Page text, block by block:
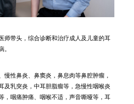
师带头，综合诊断和治疗成人及儿童的耳
。
慢性鼻炎、鼻窦炎，鼻息肉等鼻腔肿瘤，
及乳突炎，中耳胆脂瘤等，急慢性咽喉炎
，咽痛肿痛、咽喉不适，声音嘶哑等，耳